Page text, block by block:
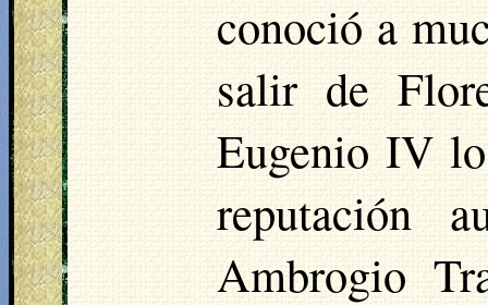
conoció a
salir de
Eugenio IV
reputación
Ambrogio